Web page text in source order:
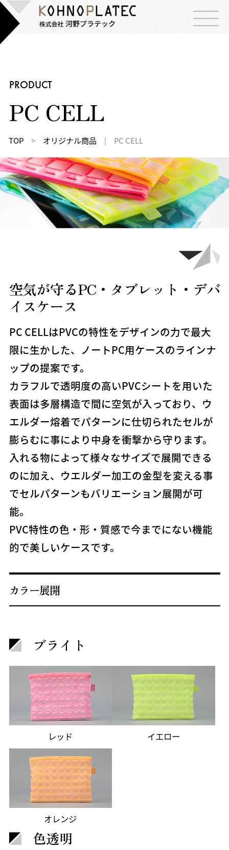
PRODUCT
PC CELL
TOP > オリジナル商品 | PC CELL
空気が守るPC・タブレット・デバ
イスケース
PC CELLはPVCの特性をデザインの力で最大
限に生かした、ノートPC用ケースのラインナ
ップの提案です。
カラフルで透明度の高いPVCシートを用いた
表面は多層構造で間に空気が入っており、ウ
エルダー熔着でパターンに仕切られたセルが
膨らむに事により中身を衝撃から守ります。
入れる物によって様々なサイズで展開できる
のに加え、ウエルダー加工の金型を変える事
でセルパターンもバリエーション展開が可
能。
PVC特性の色・形・質感で今までにない機能
的で美しいケースです。
PRODU CT
カラー展開
ブライト
レッド イエロー
オレンジ
色透明